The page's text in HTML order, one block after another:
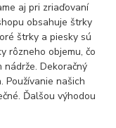
aj pri zriaďovaní
obsahuje štrky
štrky a piesky sú
rôzneho objemu, čo
Dekoračný
Používanie našich
Ďalšou výhodou